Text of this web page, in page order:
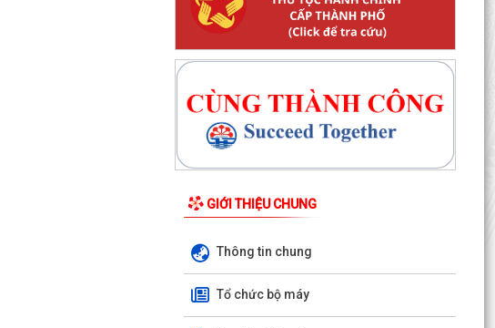
GIỚI THIỆU CHUNG
Thông tin chung
Tổ chức bộ máy
Thông báo 195/TB-UBND, về việc niêm yết công
khai Quyết định số 2370/2026/QĐ-UBND, ngày
27/7/2026...